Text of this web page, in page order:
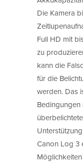
Die Kamera
Full HD mit
zu
kann die
für die
werden. Das
Bedingungen
Canon Log 3